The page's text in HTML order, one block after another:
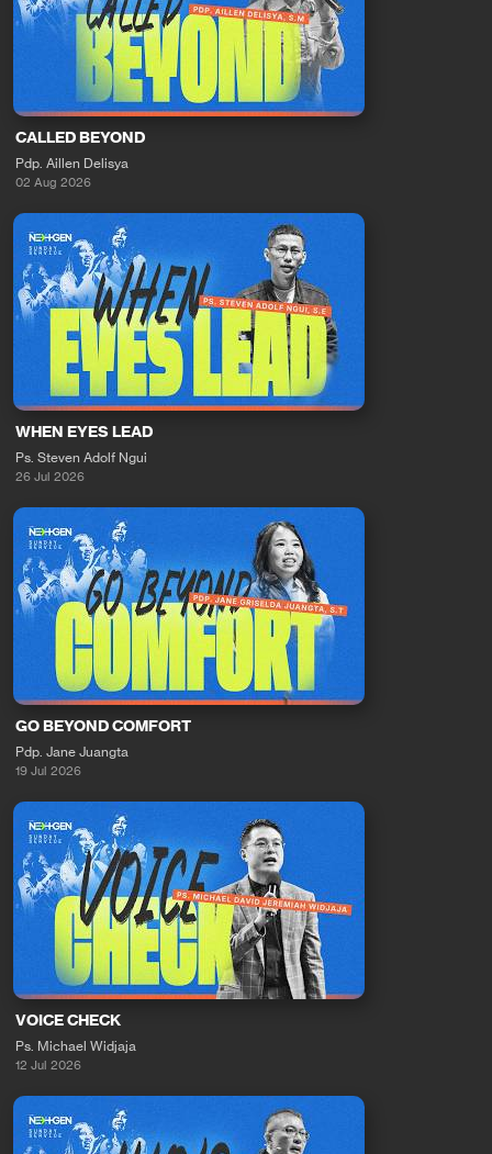
CALLED BEYOND
Pdp. Aillen Delisya
02 Aug 2026
WHEN EYES LEAD
Ps. Steven Adolf Ngui
26 Jul 2026
GO BEYOND COMFORT
Pdp. Jane Juangta
19 Jul 2026
VOICE CHECK
Ps. Michael Widjaja
12 Jul 2026